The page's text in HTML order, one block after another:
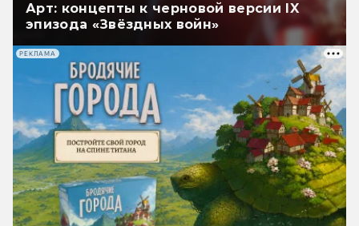
Арт: концепты к черновой версии IX
эпизода «Звёздных войн»
РЕКЛАМА